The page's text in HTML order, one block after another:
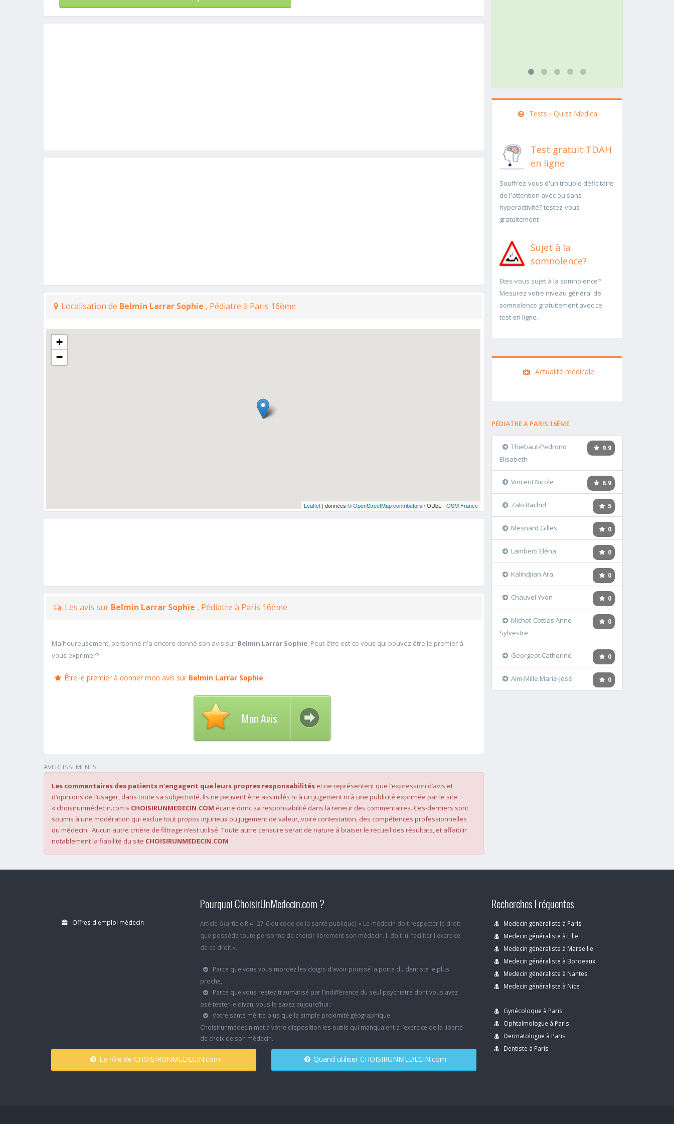
Localisation de Belmin Larrar Sophie , Pédiatre à Paris 16ème
+
−
Leaflet| données © OpenStreetMap contributors / ODbL - OSM France
Les avis sur Belmin Larrar Sophie , Pédiatre à Paris 16ème
Malheureusement, personne n'a encore donné son avis sur Belmin Larrar Sophie. Peut-être est-ce vous qui pouvez être le premier à
vous exprimer?
Être le premier à donner mon avis sur Belmin Larrar Sophie
Mon Avis
AVERTISSEMENTS
Les commentaires des patients n’engagent que leurs propres responsabilités et ne représentent que l’expression d’avis et
d’opinions de l’usager, dans toute sa subjectivité. Ils ne peuvent être assimilés ni à un jugement ni à une publicité exprimée par le site
« choisirunmédecin.com » CHOISIRUNMEDECIN.COM écarte donc sa responsabilité dans la teneur des commentaires. Ces-derniers sont
soumis à une modération qui exclue tout propos injurieux ou jugement de valeur, voire contestation, des compétences professionnelles
du médecin. Aucun autre critère de filtrage n’est utilisé. Toute autre censure serait de nature à biaiser le recueil des résultats, et affaiblir
notablement la fiabilité du site CHOISIRUNMEDECIN.COM
Tests - Quizz Medical
Test gratuit TDAH
en ligne
Souffrez-vous d'un trouble déficitaire
de l'attention avec ou sans
hyperactivité? testez-vous
gratuitement
Sujet à la
somnolence?
Etes-vous sujet à la somnolence?
Mesurez votre niveau général de
somnolence gratuitement avec ce
test en ligne.
Actualité médicale
PÉDIATRE A PARIS 16ÈME
9.9
Thiebaut-Pedrono
Elisabeth
6.9
Vincent Nicole
5
Zaki Rachid
0
Mesnard Gilles
0
Lamberti Eléna
0
Kalindjian Ara
0
Chauvel Yvon
0
Michot-Cottias Anne-
Sylvestre
0
Georgeot Catherine
0
Aim-Mille Marie-José
Offres d'emploi médecin
Pourquoi ChoisirUnMedecin.com ?
Article 6 (article R.4127-6 du code de la santé publique) « Le médecin doit respecter le droit
que possède toute personne de choisir librement son médecin. Il doit lui faciliter l'exercice
de ce droit ».
Parce que vous vous mordez les doigts d’avoir poussé la porte du dentiste le plus
proche,
Parce que vous restez traumatisé par l’indifférence du seul psychiatre dont vous avez
osé tester le divan, vous le savez aujourd’hui :
Votre santé mérite plus que la simple proximité géographique.
Choisirunmédecin met à votre disposition les outils qui manquaient à l’exercice de la liberté
de choix de son médecin.
Le rôle de CHOISIRUNMEDECIN.com Quand utiliser CHOISIRUNMEDECIN.com
Recherches Fréquentes
Medecin généraliste à Paris
Medecin généraliste à Lille
Medecin généraliste à Marseille
Medecin généraliste à Bordeaux
Medecin généraliste à Nantes
Medecin généraliste à Nice
Gynécoloque à Paris
Ophtalmologue à Paris
Dermatologue à Paris
Dentiste à Paris